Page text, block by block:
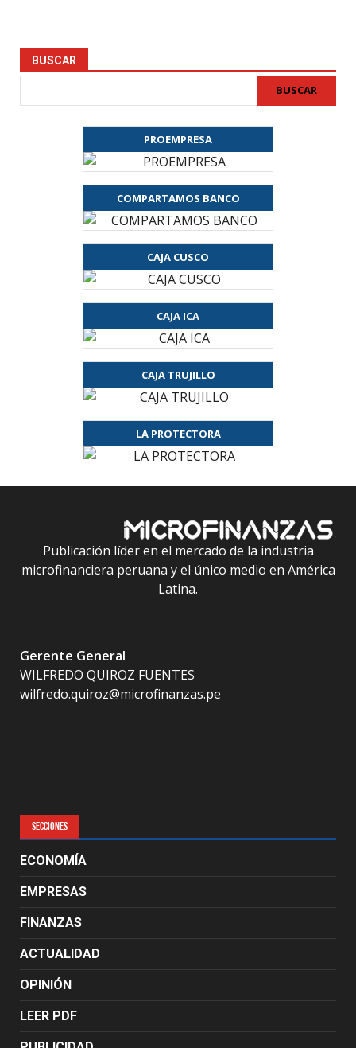
BUSCAR
BUSCAR
PROEMPRESA
COMPARTAMOS BANCO
CAJA CUSCO
CAJA ICA
CAJA TRUJILLO
LA PROTECTORA
Publicación líder en el mercado de la industria
microfinanciera peruana y el único medio en América
Latina.
Gerente General
WILFREDO QUIROZ FUENTES
wilfredo.quiroz@microfinanzas.pe
SECCIONES
ECONOMÍA
EMPRESAS
FINANZAS
ACTUALIDAD
OPINIÓN
LEER PDF